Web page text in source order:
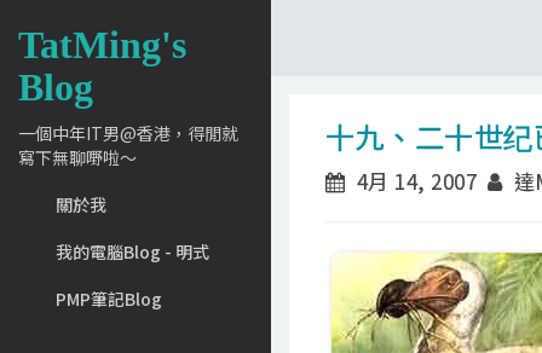
TatMing's
Blog
一個中年IT男@香港，得閒就
寫下無聊嘢啦～
關於我
我的電腦Blog - 明式
PMP筆記Blog
十九、二十世
4月 14, 2007 達